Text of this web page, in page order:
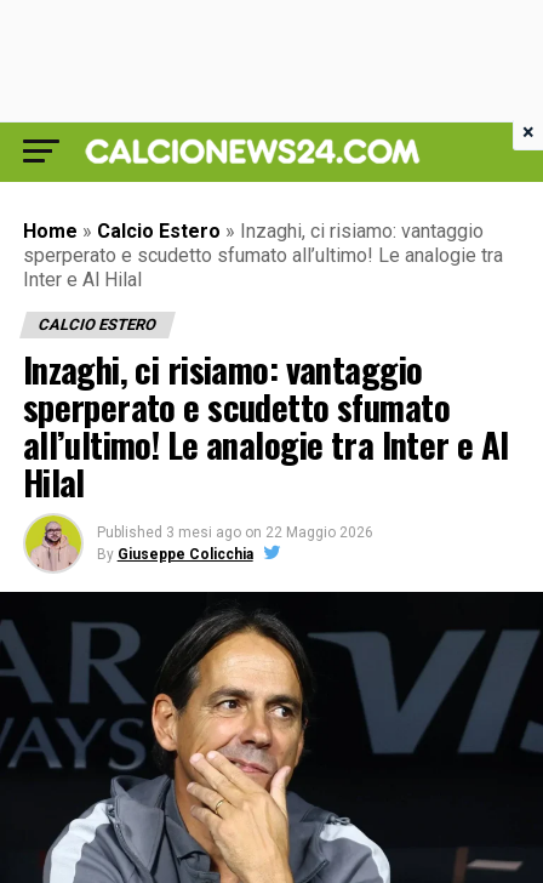
Home » Calcio Estero » Inzaghi, ci risiamo: vantaggio
sperperato e scudetto sfumato all’ultimo! Le analogie tra
Inter e Al Hilal
CALCIO ESTERO
Inzaghi, ci risiamo: vantaggio
sperperato e scudetto sfumato
all’ultimo! Le analogie tra Inter e Al
Hilal
Published 3 mesi ago on 22 Maggio 2026
By Giuseppe Colicchia
×